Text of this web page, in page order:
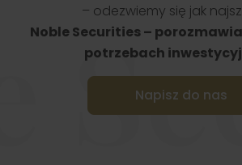
– odezwiemy się jak
Noble Securities –
potrzebach
Napisz do nas